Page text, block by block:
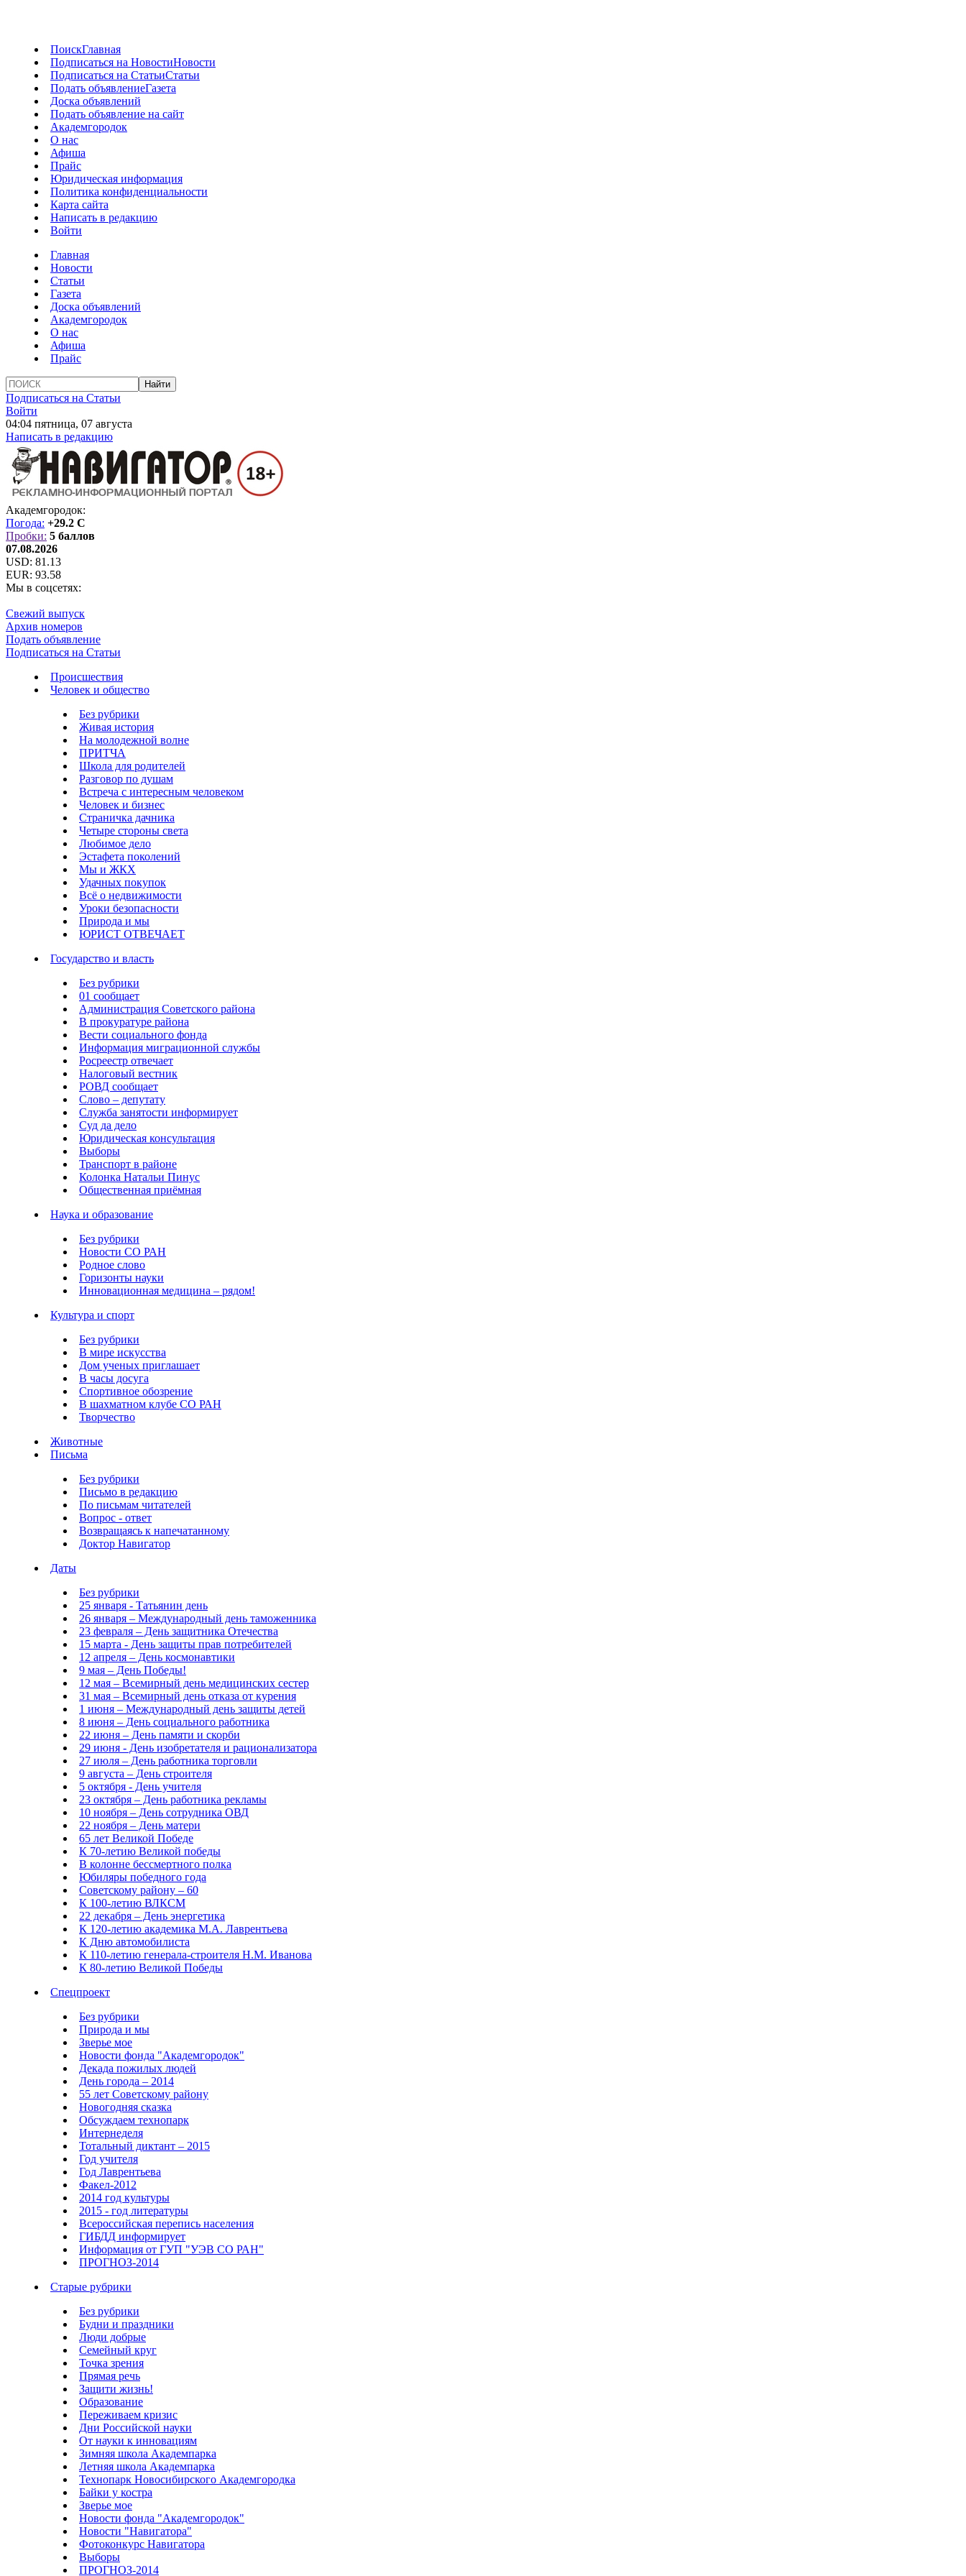
ПоискГлавная
Подписаться на НовостиНовости
Подписаться на СтатьиСтатьи
Подать объявлениеГазета
Доска объявлений
Подать объявление на сайт
Академгородок
О нас
Афиша
Прайс
Юридическая информация
Политика конфиденциальности
Карта сайта
Написать в редакцию
Войти
Главная
Новости
Статьи
Газета
Доска объявлений
Академгородок
О нас
Афиша
Прайс
Подписаться на Статьи
Войти
04:04 пятница, 07 августа
Написать в редакцию
Академгородок:
Погода: +29.2 C
Пробки: 5 баллов
07.08.2026
USD: 81.13
EUR: 93.58
Мы в соцсетях:
Свежий выпуск
Архив номеров
Подать объявление
Подписаться на Статьи
Происшествия
Человек и общество
Без рубрики
Живая история
На молодежной волне
ПРИТЧА
Школа для родителей
Разговор по душам
Встреча с интересным человеком
Человек и бизнес
Страничка дачника
Четыре стороны света
Любимое дело
Эстафета поколений
Мы и ЖКХ
Удачных покупок
Всё о недвижимости
Уроки безопасности
Природа и мы
ЮРИСТ ОТВЕЧАЕТ
Государство и власть
Без рубрики
01 сообщает
Администрация Советского района
В прокуратуре района
Вести социального фонда
Информация миграционной службы
Росреестр отвечает
Налоговый вестник
РОВД сообщает
Слово – депутату
Служба занятости информирует
Суд да дело
Юридическая консультация
Выборы
Транспорт в районе
Колонка Натальи Пинус
Общественная приёмная
Наука и образование
Без рубрики
Новости СО РАН
Родное слово
Горизонты науки
Инновационная медицина – рядом!
Культура и спорт
Без рубрики
В мире искусства
Дом ученых приглашает
В часы досуга
Спортивное обозрение
В шахматном клубе СО РАН
Творчество
Животные
Письма
Без рубрики
Письмо в редакцию
По письмам читателей
Вопрос - ответ
Возвращаясь к напечатанному
Доктор Навигатор
Даты
Без рубрики
25 января - Татьянин день
26 января – Международный день таможенника
23 февраля – День защитника Отечества
15 марта - День защиты прав потребителей
12 апреля – День космонавтики
9 мая – День Победы!
12 мая – Всемирный день медицинских сестер
31 мая – Всемирный день отказа от курения
1 июня – Международный день защиты детей
8 июня – День социального работника
22 июня – День памяти и скорби
29 июня - День изобретателя и рационализатора
27 июля – День работника торговли
9 августа – День строителя
5 октября - День учителя
23 октября – День работника рекламы
10 ноября – День сотрудника ОВД
22 ноября – День матери
65 лет Великой Победе
К 70-летию Великой победы
В колонне бессмертного полка
Юбиляры победного года
Советскому району – 60
К 100-летию ВЛКСМ
22 декабря – День энергетика
К 120-летию академика М.А. Лаврентьева
К Дню автомобилиста
К 110-летию генерала-строителя Н.М. Иванова
К 80-летию Великой Победы
Спецпроект
Без рубрики
Природа и мы
Зверье мое
Новости фонда "Академгородок"
Декада пожилых людей
День города – 2014
55 лет Советскому району
Новогодняя сказка
Обсуждаем технопарк
Интернеделя
Тотальный диктант – 2015
Год учителя
Год Лаврентьева
Факел-2012
2014 год культуры
2015 - год литературы
Всероссийская перепись населения
ГИБДД информирует
Информация от ГУП "УЭВ СО РАН"
ПРОГНОЗ-2014
Старые рубрики
Без рубрики
Будни и праздники
Люди добрые
Семейный круг
Точка зрения
Прямая речь
Защити жизнь!
Образование
Переживаем кризис
Дни Российской науки
От науки к инновациям
Зимняя школа Академпарка
Летняя школа Академпарка
Технопарк Новосибирского Академгородка
Байки у костра
Зверье мое
Новости фонда "Академгородок"
Новости "Навигатора"
Фотоконкурс Навигатора
Выборы
ПРОГНОЗ-2014